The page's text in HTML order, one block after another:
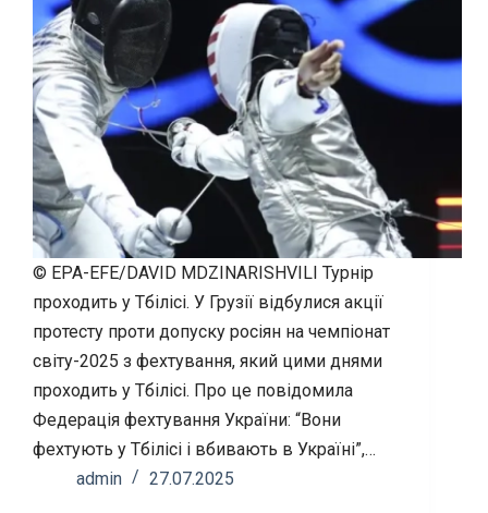
© EPA-EFE/DAVID MDZINARISHVILI Турнір
проходить у Тбілісі. У Грузії відбулися акції
протесту проти допуску росіян на чемпіонат
світу-2025 з фехтування, який цими днями
проходить у Тбілісі. Про це повідомила
Федерація фехтування України: “Вони
фехтують у Тбілісі і вбивають в Україні”,…
admin
27.07.2025